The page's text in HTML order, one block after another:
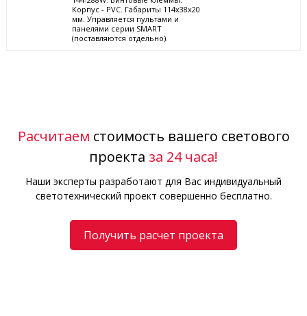
Корпус - PVC. Габариты 114x38x20
мм. Управляется пультами и
панелями серии SMART
(поставляются отдельно).
Расчитаем стоимость вашего светового
проекта за 24 часа!
Наши эксперты разработают для Вас индивидуальный
светотехнический проект совершенно бесплатно.
Получить расчет проекта